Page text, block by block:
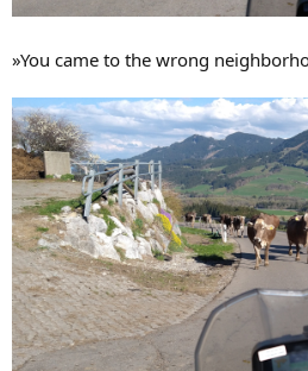
»You came to the wrong